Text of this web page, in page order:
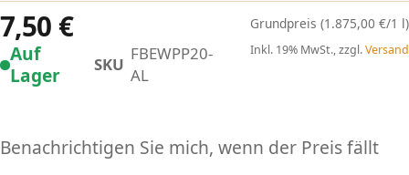
Auf
Lager
SKU
FBEWPP20-
AL
7,50 € (1.875,00 €/1 l)
Inkl. 19% MwSt., zzgl.Versand
Benachrichtigen Sie mich, wenn der Preis fällt